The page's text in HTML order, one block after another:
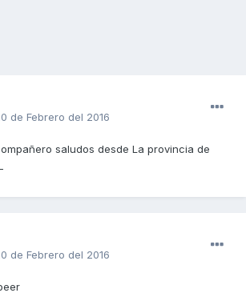
de Febrero del 2016
saludos desde La provincia de
de Febrero del 2016